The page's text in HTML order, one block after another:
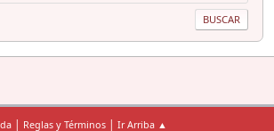
| Reglas y Términos | Ir Arriba ▲